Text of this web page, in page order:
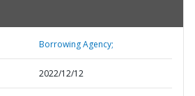
Borrowing Agency;
2022/12/12